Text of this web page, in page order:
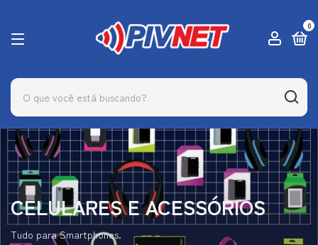
0
CELULARES E ACESSÓRIOS
Tudo para Smartphones.